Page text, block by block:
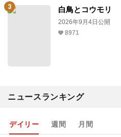
白鳥とコウモリ
2026年9月4日公開
8971
ニュースランキング
デイリー 週間 月間